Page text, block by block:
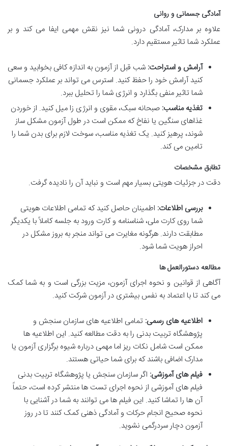
آمادگی جسمانی و روانی
علاوه بر مدارک، آمادگی درونی شما نیز نقش مهمی ایفا می کند و بر
عملکرد شما تاثیر مستقیم دارد.
آرامش و استراحت: شب قبل از آزمون به اندازه کافی بخوابید و سعی
کنید آرامش خود را حفظ کنید. استرس می تواند بر عملکرد جسمانی
شما تاثیر منفی بگذارد و انرژی شما را تحلیل ببرد.
تغذیه مناسب: صبحانه سبک، مقوی و انرژی زا میل کنید. از خوردن
غذاهای سنگین یا نفاخ که ممکن است در طول آزمون مشکل ساز
شوند، پرهیز کنید. یک تغذیه مناسب، سوخت لازم برای بدن شما را
تامین می کند.
تطابق مشخصات
دقت در جزئیات هویتی بسیار مهم است و نباید آن را نادیده گرفت.
بررسی اطلاعات: اطمینان حاصل کنید که تمامی اطلاعات هویتی
شما روی کارت ملی، شناسنامه و کارت ورود به جلسه کاملاً با یکدیگر
مطابقت دارند. هرگونه مغایرت می تواند منجر به بروز مشکل در
احراز هویت شما شود.
مطالعه دستورالعمل ها
آگاهی از قوانین و نحوه اجرای آزمون، مزیت بزرگی است و به شما کمک
می کند تا با اعتماد به نفس بیشتری در آزمون شرکت کنید.
اطلاعیه های رسمی: تمامی اطلاعیه های سازمان سنجش و
پژوهشگاه تربیت بدنی را به دقت مطالعه کنید. این اطلاعیه ها
ممکن است شامل نکات ریز اما مهمی درباره شیوه برگزاری آزمون یا
مدارک اضافی باشند که برای شما حیاتی هستند.
فیلم های آموزشی: اگر سازمان سنجش یا پژوهشگاه تربیت بدنی
فیلم های آموزشی از نحوه اجرای تست ها منتشر کرده است، حتماً
آن ها را تماشا کنید. این فیلم ها می توانند به شما در آشنایی با
نحوه صحیح انجام حرکات و آمادگی ذهنی کمک کنند تا در روز
آزمون دچار سردرگمی نشوید.